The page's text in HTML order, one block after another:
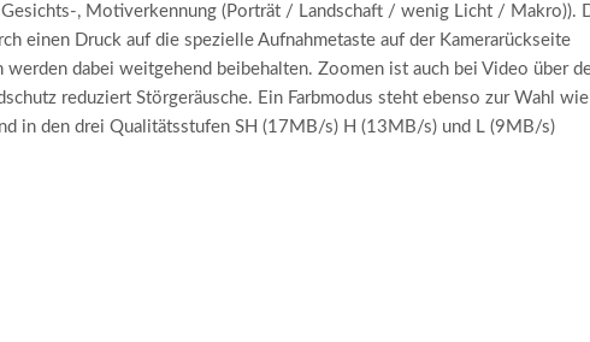
Gesichts-, Motiverkennung (Porträt / Landschaft / wenig Licht / Makro)).
einen Druck auf die spezielle Aufnahmetaste auf der Kamerarückseite
dabei weitgehend beibehalten. Zoomen ist auch bei Video über
reduziert Störgeräusche. Ein Farbmodus steht ebenso zur Wahl
in den drei Qualitätsstufen SH (17MB/s) H (13MB/s) und L (9MB/s)